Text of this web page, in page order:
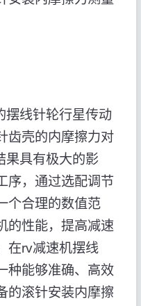
摆线针轮行星传动
齿壳的内摩擦力对
果具有极大的影
序，通过选配调节
个合理的数值范
的性能，提高减速
在rv减速机摆线
种能够准确、高效
的滚针安装内摩擦